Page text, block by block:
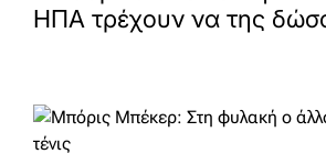
ΗΠΑ τρέχουν να της